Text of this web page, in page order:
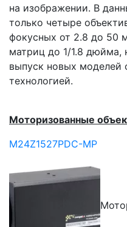
на изображении. В
только четыре
фокусных от 2.8 до 50
матриц до 1/1.8 дюйма,
выпуск новых моделей
технологией.
Моторизованные
M24Z1527PDC-MP